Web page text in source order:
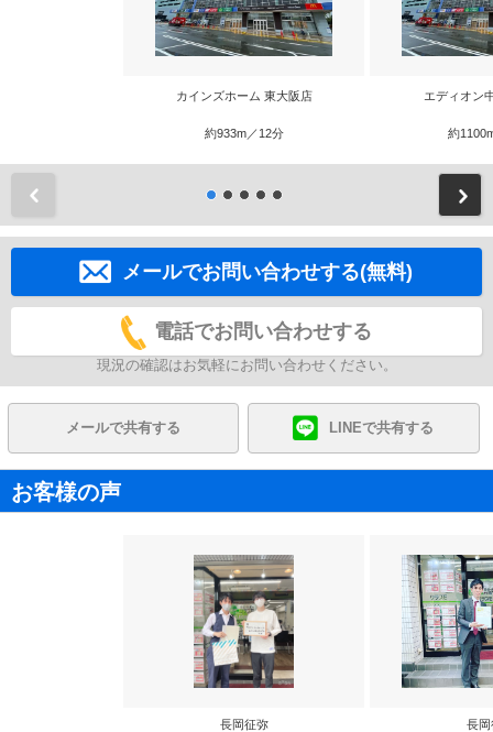
カインズホーム 東大阪店
約933m／12分
エディオン
約
メールでお問い合わせする(無料)
電話でお問い合わせする
現況の確認はお気軽にお問い合わせください。
メールで共有する LINEで共有する
お客様の声
長岡征弥 長岡